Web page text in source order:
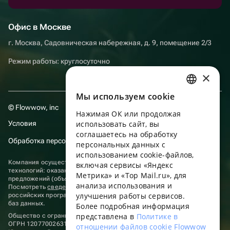
Офис в Москве
г. Москва, Садовническая набережная, д. 9, помещение 2/3
Режим работы: круглосуточно
© Flowwow, inc
Условия
Обработка персональных данных
Компания осуществляет деятельность в области информационных
технологий: оказание услуг в сети “Интернет” по размещению
предложений (объявлений) продавцов о реализации товаров.
Посмотретьсведения о программах, включенных в реестр
российских программ для электронных вычислительных машин и
баз данных.
Общество с ограниченной ответственностью «ФЛАУВАУ»
ОГРН 1207700263198, ИНН 9702020445
ENGLISH
UKRAINIAN
PORTUGUESE
FRENCH
×
Мы используем сookie
Нажимая ОК или продолжая
использовать сайт, вы
соглашаетесь на обработку
персональных данных с
использованием cookie-файлов,
включая сервисы «Яндекс
Метрика» и «Top Mail.ru», для
анализа использования и
улучшения работы сервисов.
Более подробная информация
представлена в Политике в
отношении файлов cookie Flowwow